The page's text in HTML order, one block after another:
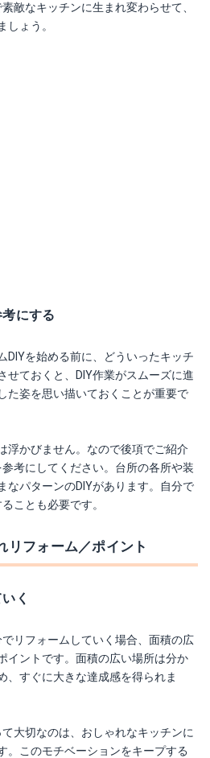
敵なキッチンに生まれ変わらせて、
しょう。
にする
DIYを始める前に、どういったキッチ
せておくと、DIY作業がスムーズに進
た姿を思い描いておくことが重要で
浮かびません。なので後項でご紹介
考にしてください。台所の各所や装
なパターンのDIYがあります。自分で
ことも必要です。
リフォーム／ポイント
く
リフォームしていく場合、面積の広
イントです。面積の広い場所は分か
、すぐに大きな達成感を得られま
大切なのは、おしゃれなキッチンに
。このモチベーションをキープする